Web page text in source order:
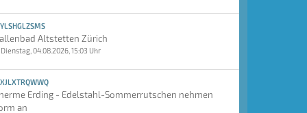
Altstetten Zürich
Dienstag, 04.08.2026, 15:03 Uhr
Erding - Edelstahl-Sommerrutschen nehmen
an